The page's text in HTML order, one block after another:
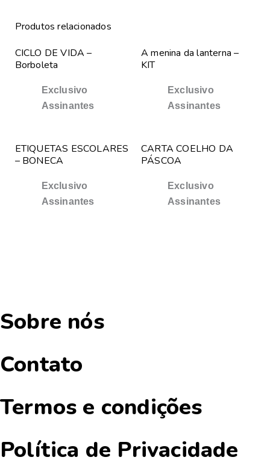
Produtos relacionados
CICLO DE VIDA –
Borboleta
Exclusivo
Assinantes
A menina da lanterna –
KIT
Exclusivo
Assinantes
ETIQUETAS ESCOLARES
– BONECA
Exclusivo
Assinantes
CARTA COELHO DA
PÁSCOA
Exclusivo
Assinantes
Sobre nós
Contato
Termos e condições
Política de Privacidade